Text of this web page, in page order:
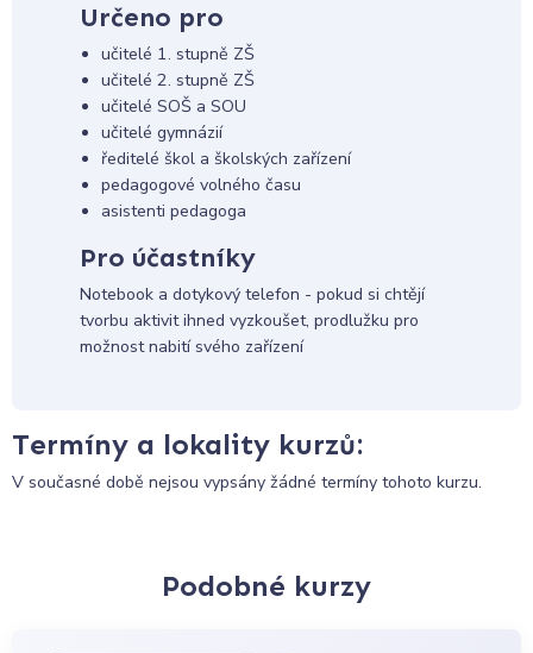
Určeno pro
učitelé 1. stupně ZŠ
učitelé 2. stupně ZŠ
učitelé SOŠ a SOU
učitelé gymnázií
ředitelé škol a školských zařízení
pedagogové volného času
asistenti pedagoga
Pro účastníky
Notebook a dotykový telefon - pokud si chtějí
tvorbu aktivit ihned vyzkoušet, prodlužku pro
možnost nabití svého zařízení
Termíny a lokality kurzů:
V současné době nejsou vypsány žádné termíny tohoto kurzu.
Podobné kurzy